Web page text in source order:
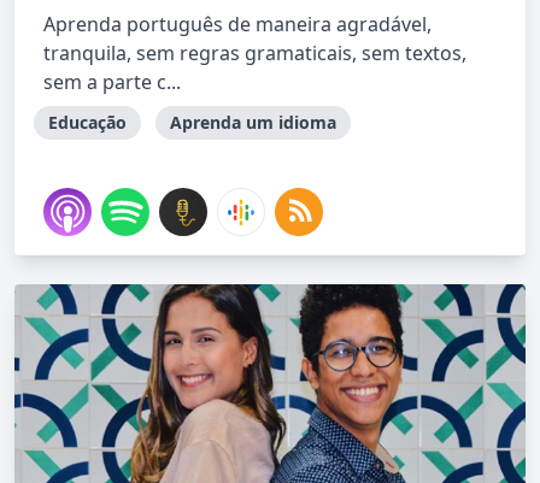
Aprenda português de maneira agradável,
tranquila, sem regras gramaticais, sem textos,
sem a parte c...
Educação Aprenda um idioma